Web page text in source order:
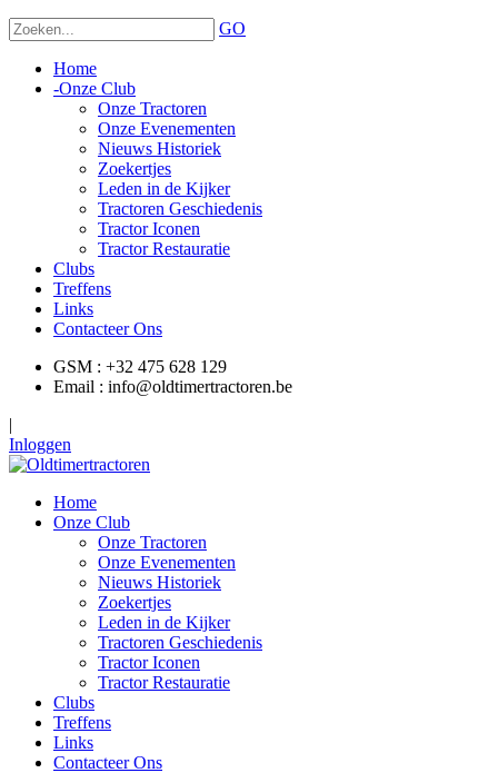
GO
Home
-Onze Club
Onze Tractoren
Onze Evenementen
Nieuws Historiek
Zoekertjes
Leden in de Kijker
Tractoren Geschiedenis
Tractor Iconen
Tractor Restauratie
Clubs
Treffens
Links
Contacteer Ons
GSM : +32 475 628 129
Email : info@oldtimertractoren.be
|
Inloggen
Home
Onze Club
Onze Tractoren
Onze Evenementen
Nieuws Historiek
Zoekertjes
Leden in de Kijker
Tractoren Geschiedenis
Tractor Iconen
Tractor Restauratie
Clubs
Treffens
Links
Contacteer Ons